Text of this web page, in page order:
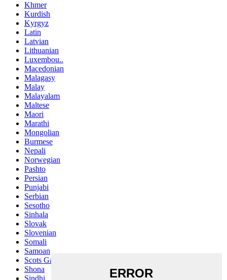
Khmer
Kurdish
Kyrgyz
Latin
Latvian
Lithuanian
Luxembou..
Macedonian
Malagasy
Malay
Malayalam
Maltese
Maori
Marathi
Mongolian
Burmese
Nepali
Norwegian
Pashto
Persian
Punjabi
Serbian
Sesotho
Sinhala
Slovak
Slovenian
Somali
Samoan
Scots Gaelic
Shona